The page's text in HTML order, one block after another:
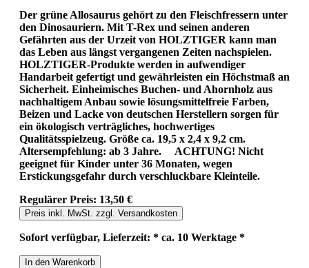
Der grüne Allosaurus gehört zu den Fleischfressern unter
den Dinosauriern. Mit T-Rex und seinen anderen
Gefährten aus der Urzeit von HOLZTIGER kann man
das Leben aus längst vergangenen Zeiten nachspielen.
HOLZTIGER-Produkte werden in aufwendiger
Handarbeit gefertigt und gewährleisten ein Höchstmaß an
Sicherheit. Einheimisches Buchen- und Ahornholz aus
nachhaltigem Anbau sowie lösungsmittelfreie Farben,
Beizen und Lacke von deutschen Herstellern sorgen für
ein ökologisch verträgliches, hochwertiges
Qualitätsspielzeug. Größe ca. 19,5 x 2,4 x 9,2 cm.
Altersempfehlung: ab 3 Jahre. ACHTUNG! Nicht
geeignet für Kinder unter 36 Monaten, wegen
Erstickungsgefahr durch verschluckbare Kleinteile.
Regulärer Preis: 13,50 €
Preis inkl. MwSt. zzgl. Versandkosten
Sofort verfügbar, Lieferzeit: * ca. 10 Werktage *
In den Warenkorb